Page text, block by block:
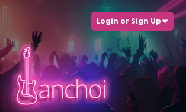
Login or Sign Up